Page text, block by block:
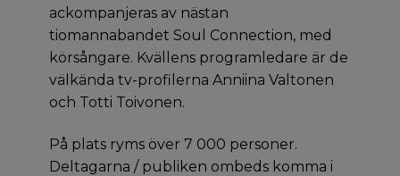
ackompanjeras av nästan
tiomannabandet Soul Connection, med
körsångare. Kvällens programledare är de
välkända tv-profilerna Anniina Valtonen
och Totti Toivonen.
På plats ryms över 7 000 personer.
Deltagarna / publiken ombeds komma i